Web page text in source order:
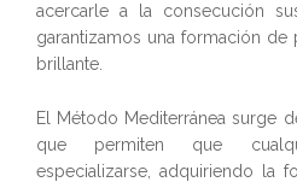
acercarle a la consecución
garantizamos una formación de
brillante.
El Método Mediterránea surge
que permiten que
especializarse, adquiriendo la